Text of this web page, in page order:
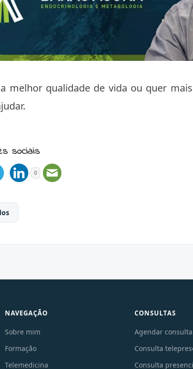
melhor qualidade de vida ou quer
sociais
0
NAVEGAÇÃO
Sobre mim
Formação
Telemedicina
CONSULTAS
Agendar consulta
Consulta
Consulta